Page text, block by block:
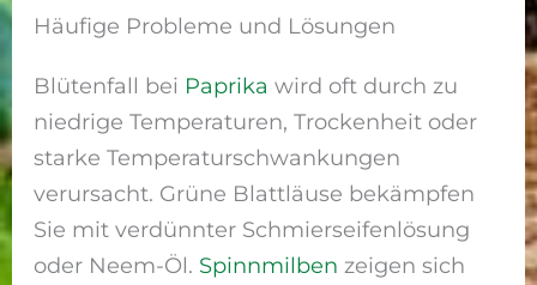
Häufige Probleme und Lösungen
Blütenfall bei Paprika wird oft durch zu
niedrige Temperaturen, Trockenheit oder
starke Temperaturschwankungen
verursacht. Grüne Blattläuse bekämpfen
Sie mit verdünnter Schmierseifenlösung
oder Neem-Öl. Spinnmilben zeigen sich